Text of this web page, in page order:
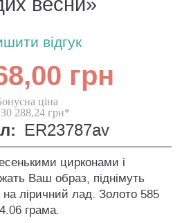
відгук
грн
ціна
30 288,24 грн*
ER23787av
цирконами і
Ваш образ, піднімуть
на ліричний лад. Золото 585
грама.